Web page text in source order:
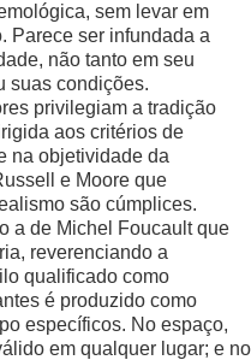
sem levar em
Parece ser infundada a
não tanto em seu
suas condições.
privilegiam a tradição
aos critérios de
na objetividade da
e Moore que
são cúmplices.
a de Michel Foucault que
reverenciando a
qualificado como
é produzido como
específicos. No espaço,
em qualquer lugar; e no